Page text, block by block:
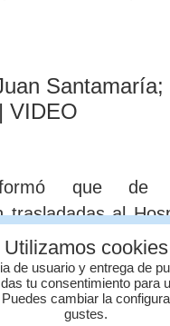
Santamaría;
VIDEO
que de
trasladadas al
20
responde con dos
Utilizamos cookies
de usuario y entrega de
tu consentimiento para
Puedes cambiar la
gustes.